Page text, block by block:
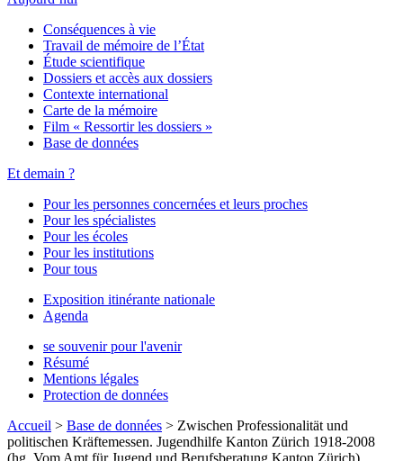
Conséquences à vie
Travail de mémoire de l’État
Étude scientifique
Dossiers et accès aux dossiers
Contexte international
Carte de la mémoire
Film « Ressortir les dossiers »
Base de données
Et demain ?
Pour les personnes concernées et leurs proches
Pour les spécialistes
Pour les écoles
Pour les institutions
Pour tous
Exposition itinérante nationale
Agenda
se souvenir pour l'avenir
Résumé
Mentions légales
Protection de données
Accueil > Base de données > Zwischen Professionalität und
politischen Kräftemessen. Jugendhilfe Kanton Zürich 1918-2008
(hg. Vom Amt für Jugend und Berufsberatung Kanton Zürich)